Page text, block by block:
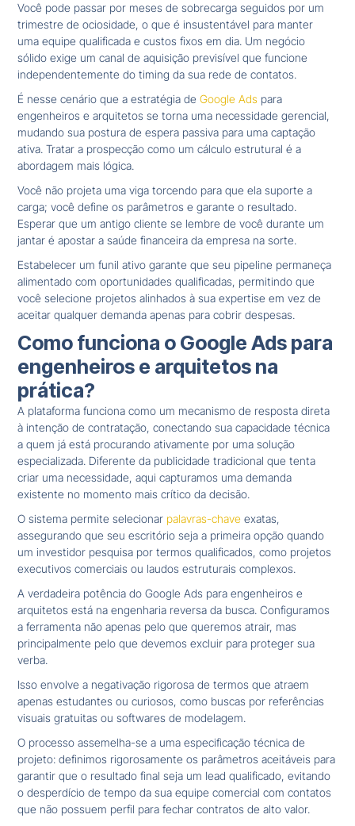
Você pode passar por meses de sobrecarga seguidos por um
trimestre de ociosidade, o que é insustentável para manter
uma equipe qualificada e custos fixos em dia. Um negócio
sólido exige um canal de aquisição previsível que funcione
independentemente do timing da sua rede de contatos.
É nesse cenário que a estratégia deGoogle Ads para
engenheiros e arquitetos se torna uma necessidade gerencial,
mudando sua postura de espera passiva para uma captação
ativa. Tratar a prospecção como um cálculo estrutural é a
abordagem mais lógica.
Você não projeta uma viga torcendo para que ela suporte a
carga; você define os parâmetros e garante o resultado.
Esperar que um antigo cliente se lembre de você durante um
jantar é apostar a saúde financeira da empresa na sorte.
Estabelecer um funil ativo garante que seu pipeline permaneça
alimentado com oportunidades qualificadas, permitindo que
você selecione projetos alinhados à sua expertise em vez de
aceitar qualquer demanda apenas para cobrir despesas.
Como funciona o Google Ads para
engenheiros e arquitetos na
prática?
A plataforma funciona como um mecanismo de resposta direta
à intenção de contratação, conectando sua capacidade técnica
a quem já está procurando ativamente por uma solução
especializada. Diferente da publicidade tradicional que tenta
criar uma necessidade, aqui capturamos uma demanda
existente no momento mais crítico da decisão.
O sistema permite selecionar palavras-chave exatas,
assegurando que seu escritório seja a primeira opção quando
um investidor pesquisa por termos qualificados, como projetos
executivos comerciais ou laudos estruturais complexos.
A verdadeira potência do Google Ads para engenheiros e
arquitetos está na engenharia reversa da busca. Configuramos
a ferramenta não apenas pelo que queremos atrair, mas
principalmente pelo que devemos excluir para proteger sua
verba.
Isso envolve a negativação rigorosa de termos que atraem
apenas estudantes ou curiosos, como buscas por referências
visuais gratuitas ou softwares de modelagem.
O processo assemelha-se a uma especificação técnica de
projeto: definimos rigorosamente os parâmetros aceitáveis para
garantir que o resultado final seja um lead qualificado, evitando
o desperdício de tempo da sua equipe comercial com contatos
que não possuem perfil para fechar contratos de alto valor.